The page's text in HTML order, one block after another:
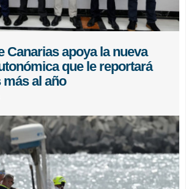
Canarias apoya la nueva
que le reportará
más al año